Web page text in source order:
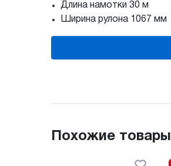
Длина намотки 30 м
Ширина рулона 1067 мм
Похожие товары